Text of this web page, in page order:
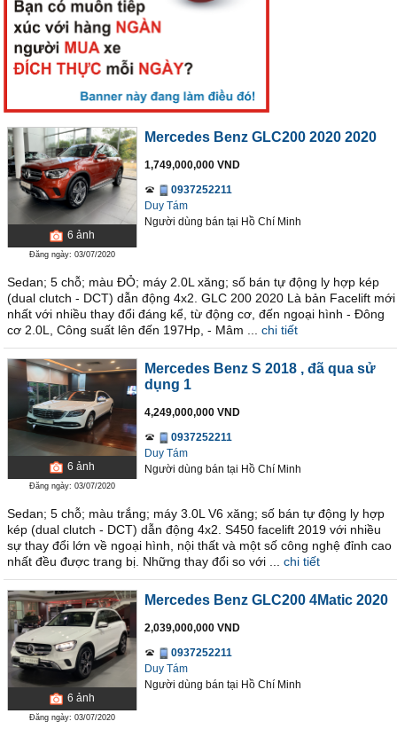
6 ảnh
Đăng ngày: 03/07/2020
Mercedes Benz GLC200 2020 2020
1,749,000,000 VND
0937252211
Duy Tám
Người dùng bán tại Hồ Chí Minh
Sedan; 5 chỗ; màu ĐỎ; máy 2.0L xăng; số bán tự động ly hợp kép
(dual clutch - DCT) dẫn động 4x2. GLC 200 2020 Là bản Facelift mới
nhất với nhiều thay đổi đáng kể, từ động cơ, đến ngoại hình - Đông
cơ 2.0L, Công suất lên đến 197Hp, - Mâm ...
chi tiết
6 ảnh
Đăng ngày: 03/07/2020
Mercedes Benz S 2018 , đã qua sử
dụng 1
4,249,000,000 VND
0937252211
Duy Tám
Người dùng bán tại Hồ Chí Minh
Sedan; 5 chỗ; màu trắng; máy 3.0L V6 xăng; số bán tự động ly hợp
kép (dual clutch - DCT) dẫn động 4x2. S450 facelift 2019 với nhiều
sự thay đổi lớn về ngoại hình, nội thất và một số công nghệ đỉnh cao
nhất đều được trang bị. Những thay đổi so với ...
chi tiết
6 ảnh
Đăng ngày: 03/07/2020
Mercedes Benz GLC200 4Matic 2020
2,039,000,000 VND
0937252211
Duy Tám
Người dùng bán tại Hồ Chí Minh